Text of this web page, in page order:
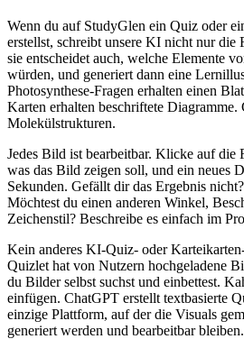
Wenn du auf StudyGlen ein Quiz oder
erstellst, schreibt unsere KI nicht nur
sie entscheidet auch, welche Elemente
würden, und generiert dann eine
Photosynthese-Fragen erhalten einen
Karten erhalten beschriftete Diagramme.
Molekülstrukturen.
Jedes Bild ist bearbeitbar. Klicke auf die
was das Bild zeigen soll, und ein neues
Sekunden. Gefällt dir das Ergebnis
Möchtest du einen anderen Winkel,
Zeichenstil? Beschreibe es einfach im
Kein anderes KI-Quiz- oder
Quizlet hat von Nutzern hochgeladene
du Bilder selbst suchst und einbettest.
einfügen. ChatGPT erstellt textbasierte
einzige Plattform, auf der die Visuals
generiert werden und bearbeitbar bleiben.